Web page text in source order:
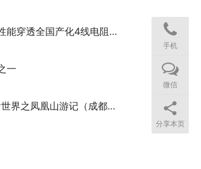
《深圳宇锡率先推出高性能穿透全国产化4线电阻触摸及配套控制触控板》
一
宇锡（Yousee）放眼看世界之凤凰山游记（成都Sai话版）
手机
微信
分享本页